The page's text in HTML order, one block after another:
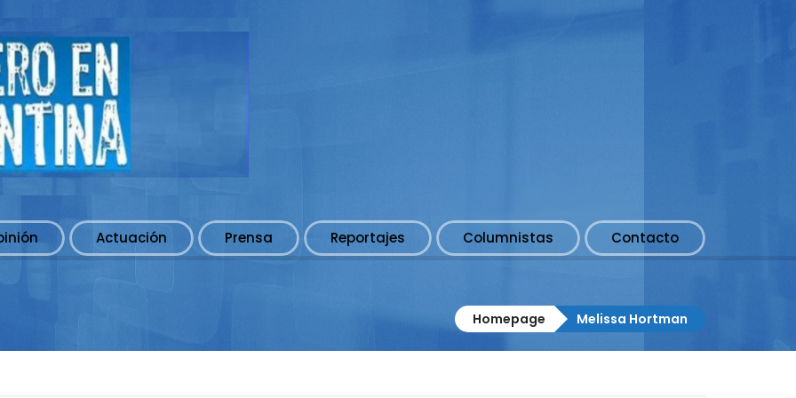
Actuación Prensa Reportajes Columnistas Contacto
Homepage Melissa Hortman